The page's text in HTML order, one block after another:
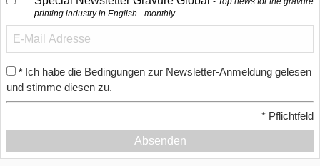
printing industry in English - monthly
* Ich habe die Bedingungen zur Newsletter-Anmeldung gelesen
und stimme diesen zu.
* Pflichtfeld
Absenden